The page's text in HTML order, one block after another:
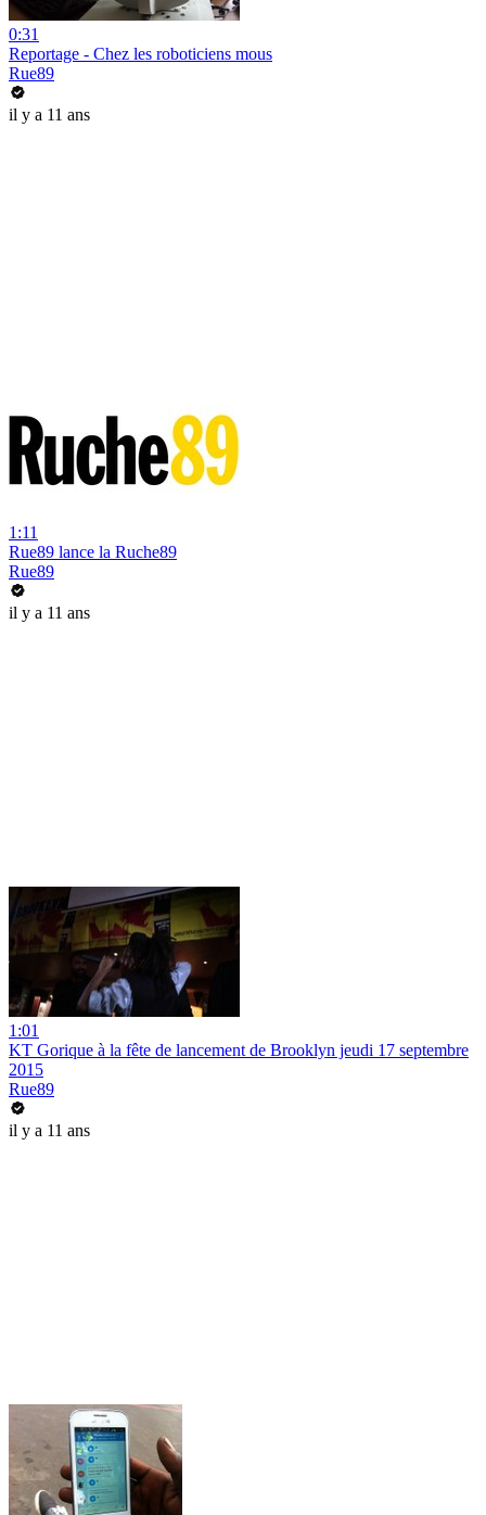
0:31
Reportage - Chez les roboticiens mous
Rue89
il y a 11 ans
1:11
Rue89 lance la Ruche89
Rue89
il y a 11 ans
1:01
KT Gorique à la fête de lancement de Brooklyn jeudi 17 septembre
2015
Rue89
il y a 11 ans